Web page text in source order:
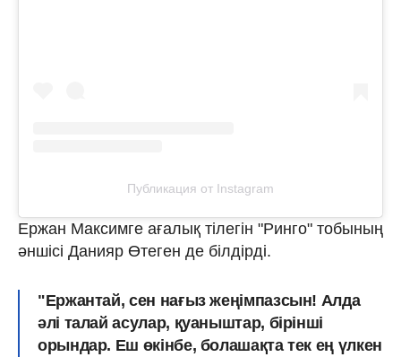
Публикация от Instagram
Ержан Максимге ағалық тілегін "Ринго" тобының
әншісі Данияр Өтеген де білдірді.
"Ержантай, сен нағыз жеңімпазсын! Алда
әлі талай асулар, қуаныштар, бірінші
орындар. Еш өкінбе, болашақта тек ең үлкен